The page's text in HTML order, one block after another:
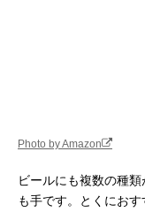
Photo by Amazon
ビールにも複数の種
も手です。とくにおす